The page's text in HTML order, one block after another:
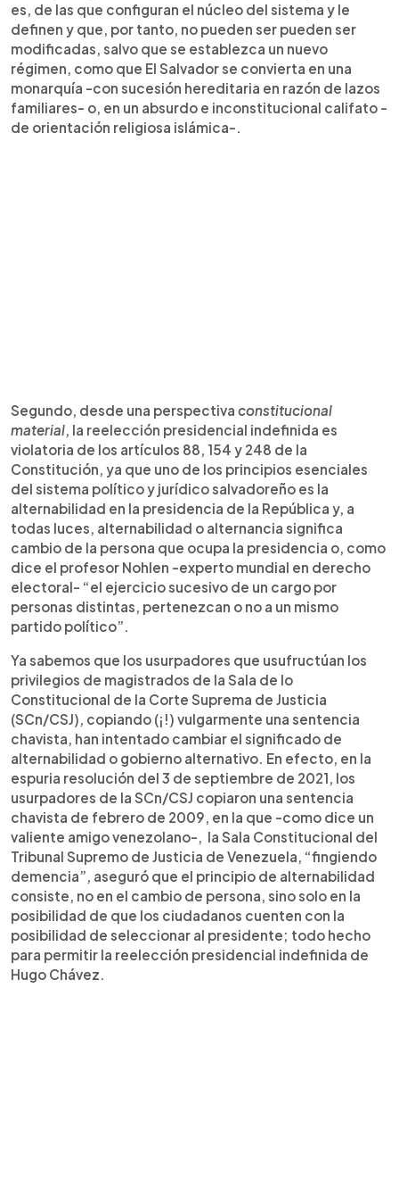
es, de las que configuran el núcleo del sistema y le
definen y que, por tanto, no pueden ser pueden ser
modificadas, salvo que se establezca un nuevo
régimen, como que El Salvador se convierta en una
monarquía -con sucesión hereditaria en razón de lazos
familiares- o, en un absurdo e inconstitucional califato -
de orientación religiosa islámica-.
Segundo, desde una perspectiva constitucional
material, la reelección presidencial indefinida es
violatoria de los artículos 88, 154 y 248 de la
Constitución, ya que uno de los principios esenciales
del sistema político y jurídico salvadoreño es la
alternabilidad en la presidencia de la República y, a
todas luces, alternabilidad o alternancia significa
cambio de la persona que ocupa la presidencia o, como
dice el profesor Nohlen -experto mundial en derecho
electoral- “el ejercicio sucesivo de un cargo por
personas distintas, pertenezcan o no a un mismo
partido político”.
Ya sabemos que los usurpadores que usufructúan los
privilegios de magistrados de la Sala de lo
Constitucional de la Corte Suprema de Justicia
(SCn/CSJ), copiando (¡!) vulgarmente una sentencia
chavista, han intentado cambiar el significado de
alternabilidad o gobierno alternativo. En efecto, en la
espuria resolución del 3 de septiembre de 2021, los
usurpadores de la SCn/CSJ copiaron una sentencia
chavista de febrero de 2009, en la que -como dice un
valiente amigo venezolano-, la Sala Constitucional del
Tribunal Supremo de Justicia de Venezuela, “fingiendo
demencia”, aseguró que el principio de alternabilidad
consiste, no en el cambio de persona, sino solo en la
posibilidad de que los ciudadanos cuenten con la
posibilidad de seleccionar al presidente; todo hecho
para permitir la reelección presidencial indefinida de
Hugo Chávez.